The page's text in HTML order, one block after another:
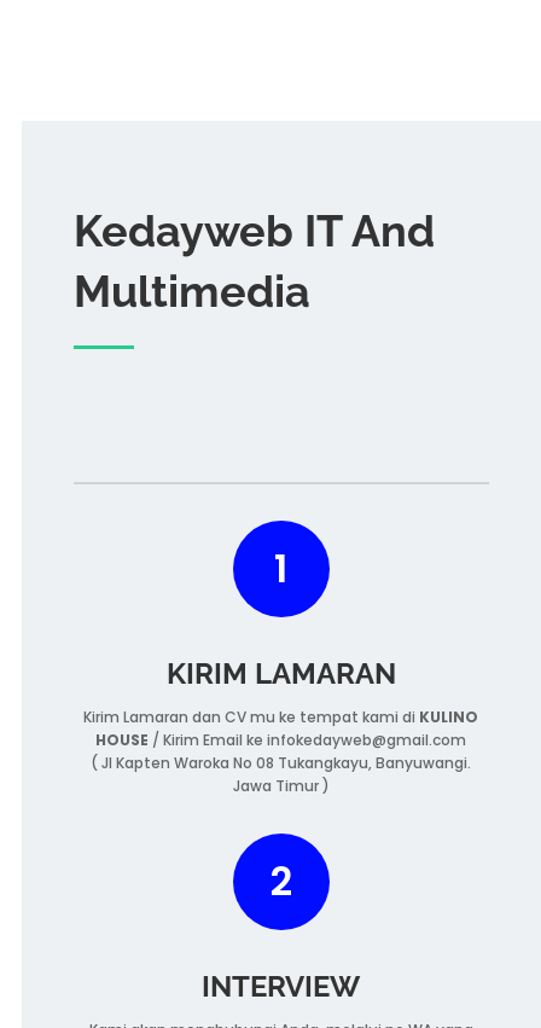
Kedayweb IT And
Multimedia
1
KIRIM LAMARAN
Kirim Lamaran dan CV mu ke tempat kami di KULINO
HOUSE / Kirim Email ke infokedayweb@gmail.com
( Jl Kapten Waroka No 08 Tukangkayu, Banyuwangi.
Jawa Timur )
2
INTERVIEW